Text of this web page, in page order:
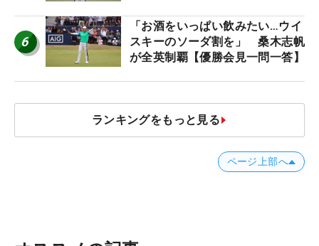
6
「お酒をいっぱい飲みたい…ウイ
スキーのソーダ割を」 桑木志帆
が全英制覇【優勝会見一問一答】
ランキングをもっと見る
ページ上部へ